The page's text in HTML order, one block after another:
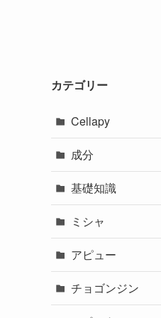
カテゴリー
Cellapy
成分
基礎知識
ミシャ
アピュー
チョゴンジン